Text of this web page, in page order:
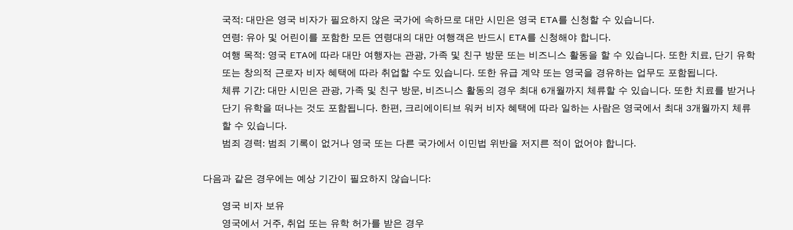
국적: 대만은 영국 비자가 필요하지 않은 국가에 속하므로 대만 시민은 영국 ETA를 신청할 수 있습니다.
연령: 유아 및 어린이를 포함한 모든 연령대의 대만 여행객은 반드시 ETA를 신청해야 합니다.
여행 목적: 영국 ETA에 따라 대만 여행자는 관광, 가족 및 친구 방문 또는 비즈니스 활동을 할 수 있습니다. 또한 치료, 단기 유학
또는 창의적 근로자 비자 혜택에 따라 취업할 수도 있습니다. 또한 유급 계약 또는 영국을 경유하는 업무도 포함됩니다.
체류 기간: 대만 시민은 관광, 가족 및 친구 방문, 비즈니스 활동의 경우 최대 6개월까지 체류할 수 있습니다. 또한 치료를 받거나
단기 유학을 떠나는 것도 포함됩니다. 한편, 크리에이티브 워커 비자 혜택에 따라 일하는 사람은 영국에서 최대 3개월까지 체류
할 수 있습니다.
범죄 경력: 범죄 기록이 없거나 영국 또는 다른 국가에서 이민법 위반을 저지른 적이 없어야 합니다.
다음과 같은 경우에는 예상 기간이 필요하지 않습니다:
영국 비자 보유
영국에서 거주, 취업 또는 유학 허가를 받은 경우